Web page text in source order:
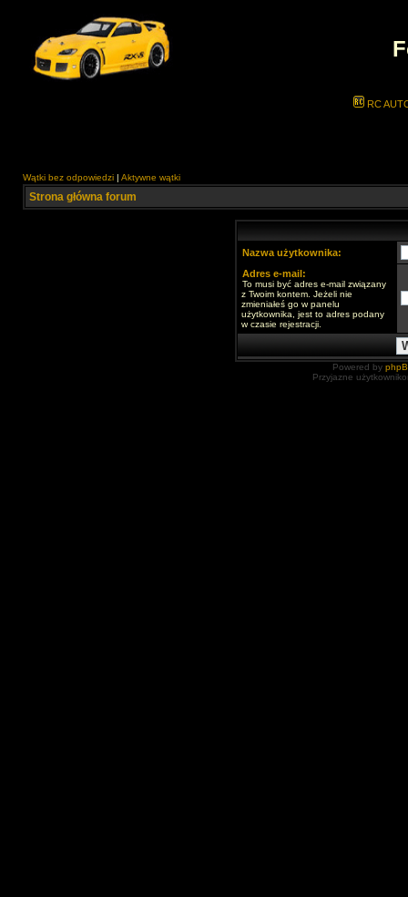
RC
Wątki bez odpowiedzi | Aktywne wątki
Strona główna forum
Nazwa użytkownika:
Adres e-mail:
To musi być adres e-mail związany
z Twoim kontem. Jeżeli nie
zmieniałeś go w panelu
użytkownika, jest to adres podany
w czasie rejestracji.
Powered by
Przyjazne